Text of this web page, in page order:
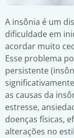
A insônia é um
dificuldade em
acordar muito
Esse problema
persistente
as causas da
estresse,
doenças físicas,
alterações no